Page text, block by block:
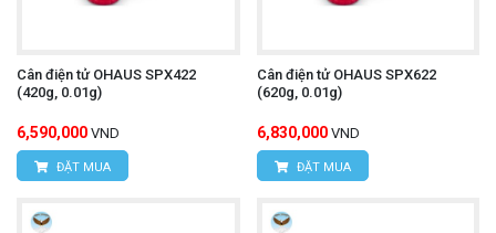
Cân điện tử OHAUS SPX422
(420g, 0.01g)
6,590,000 VND
ĐẶT MUA
Cân điện tử OHAUS SPX622
(620g, 0.01g)
6,830,000 VND
ĐẶT MUA